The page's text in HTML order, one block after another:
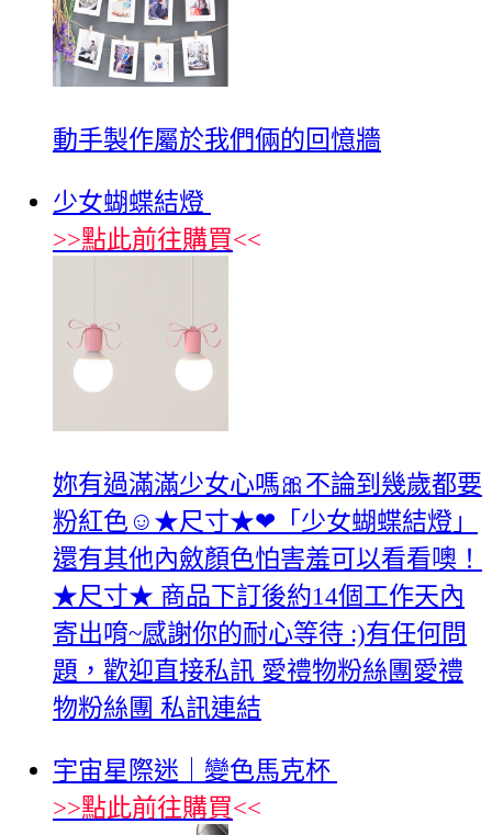
動手製作屬於我們倆的回憶牆
少女蝴蝶結燈
>>點此前往購買<<
妳有過滿滿少女心嗎🎀不論到幾歲都要
粉紅色☺★尺寸★❤「少女蝴蝶結燈」
還有其他內斂顏色怕害羞可以看看噢！
★尺寸★ 商品下訂後約14個工作天內
寄出唷~感謝你的耐心等待 :)有任何問
題，歡迎直接私訊 愛禮物粉絲團愛禮
物粉絲團 私訊連結
宇宙星際迷｜變色馬克杯
>>點此前往購買<<